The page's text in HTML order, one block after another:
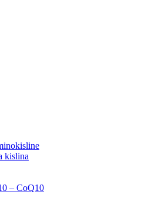
kislina
– CoQ10